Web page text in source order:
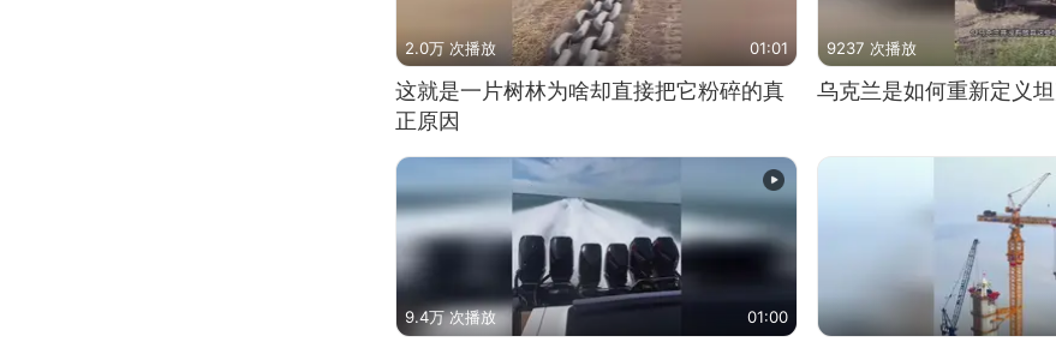
2.0万 次播放 01:01
这就是一片树林为啥却直接把它粉碎的真
正原因
9237 次播放
乌克兰是如何重新定义
9.4万 次播放 01:00